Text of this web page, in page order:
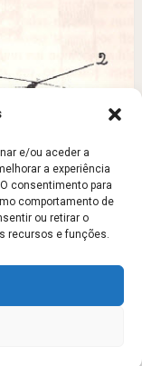
e/ou aceder a
a experiência
consentimento para
comportamento de
ou retirar o
recursos e funções.